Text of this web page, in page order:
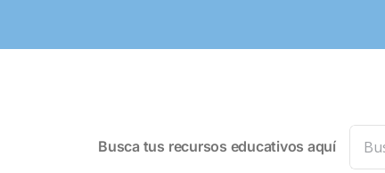
Busca tus recursos educativos aquí